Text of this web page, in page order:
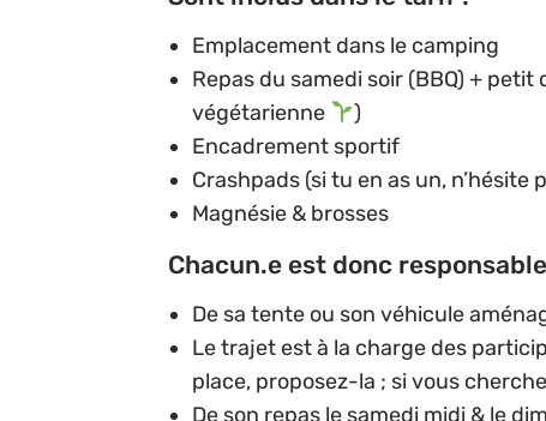
Emplacement dans le camping
Repas du samedi soir (BBQ) +
végétarienne
)
Encadrement sportif
Crashpads (si tu en as un, n’hésite
⁠Magnésie & brosses
Chacun.e est donc
⁠De sa tente ou son véhicule
Le trajet est à la charge des
place, proposez-la ; si vous
⁠De son repas le samedi midi & le